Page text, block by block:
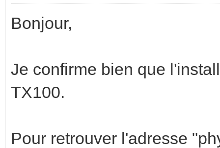
Bonjour,
Je confirme bien que
TX100.
Pour retrouver l'adresse